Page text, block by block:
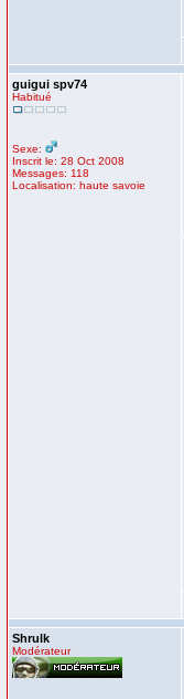
guigui spv74
Habitué
Sexe:
Inscrit le: 28 Oct 2008
Messages: 118
Localisation: haute savoie
Shrulk
Modérateur